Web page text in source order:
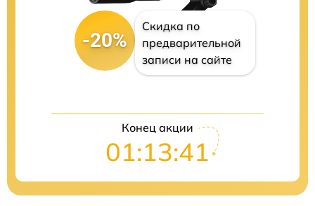
-20%
Скидка по
предварительной
записи на сайте
Конец акции
01:13:40